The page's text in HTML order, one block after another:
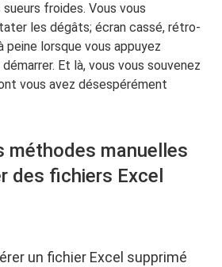
froides. Vous vous
les dégâts; écran cassé, rétro-
peine lorsque vous appuyez
Et là, vous vous souvenez
vous avez désespérément
méthodes manuelles
des fichiers Excel
un fichier Excel supprimé